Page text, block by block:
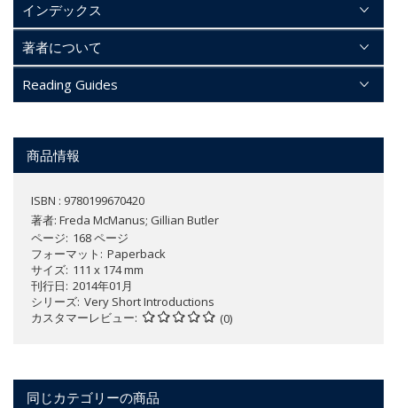
インデックス
著者について
Reading Guides
商品情報
ISBN : 9780199670420
著者: Freda McManus; Gillian Butler
ページ 168 ページ
フォーマット
Paperback
サイズ 111 x 174 mm
刊行日 2014年01月
シリーズ Very Short Introductions
カスタマーレビュー
(0)
同じカテゴリーの商品